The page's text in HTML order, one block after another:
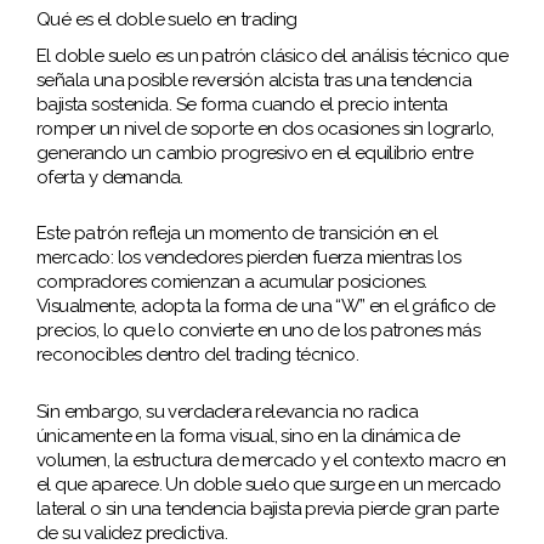
Qué es el doble suelo en trading
El doble suelo es un patrón clásico del análisis técnico que
señala una posible reversión alcista tras una tendencia
bajista sostenida. Se forma cuando el precio intenta
romper un nivel de soporte en dos ocasiones sin lograrlo,
generando un cambio progresivo en el equilibrio entre
oferta y demanda.
Este patrón refleja un momento de transición en el
mercado: los vendedores pierden fuerza mientras los
compradores comienzan a acumular posiciones.
Visualmente, adopta la forma de una “W” en el gráfico de
precios, lo que lo convierte en uno de los patrones más
reconocibles dentro del trading técnico.
Sin embargo, su verdadera relevancia no radica
únicamente en la forma visual, sino en la dinámica de
volumen, la estructura de mercado y el contexto macro en
el que aparece. Un doble suelo que surge en un mercado
lateral o sin una tendencia bajista previa pierde gran parte
de su validez predictiva.